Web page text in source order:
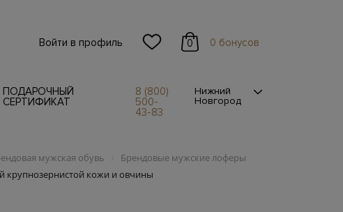
Войти в профиль 0 0 бонусов
ПОДАРОЧНЫЙ
СЕРТИФИКАТ
8 (800)
500-
43-83
Нижний
Новгород
мужская обувь / Брендовые мужские лоферы
крупнозернистой кожи и овчины